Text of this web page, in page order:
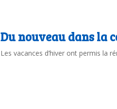
Du nouveau dans la
Les vacances d’hiver ont permis la